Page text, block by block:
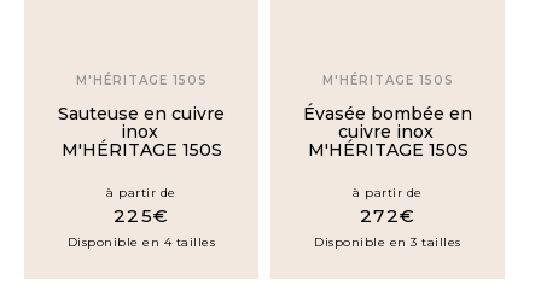
M'HÉRITAGE
M'TRADITION
3
M'HÉRITAGE 150S
Sauteuse en cuivre
inox
M'HÉRITAGE 150S
à partir de
225€
Disponible en 4 tailles
M'HÉRITAGE 150S
Évasée bombée en
cuivre inox
M'HÉRITAGE 150S
à partir de
272€
Disponible en 3 tailles